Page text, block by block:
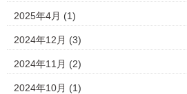
2025年4月 (1)
2024年12月 (3)
2024年11月 (2)
2024年10月 (1)